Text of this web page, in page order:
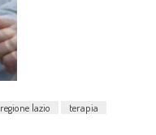
regione lazio terapia